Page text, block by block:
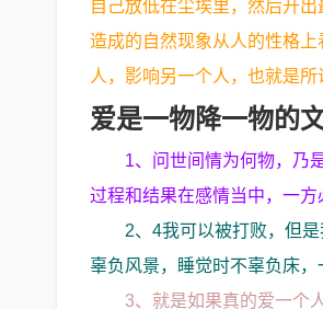
自己放低在尘埃里，然后开
造成的自然现象从人的性格
人，影响另一个人，也就是所
爱是一物降一物的
1、问世间情为何物，乃
过程和结果在感情当中，一
2、4我可以被打败，但
辜负风景，睡觉时不辜负床
3、就是如果真的爱一个